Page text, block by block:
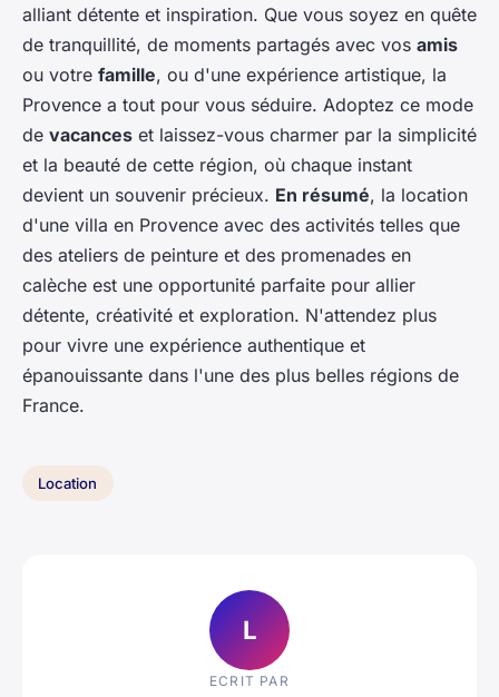
alliant détente et inspiration. Que vous soyez en quête
de tranquillité, de moments partagés avec vos amis
ou votre famille, ou d'une expérience artistique, la
Provence a tout pour vous séduire. Adoptez ce mode
de vacances et laissez-vous charmer par la simplicité
et la beauté de cette région, où chaque instant
devient un souvenir précieux. En résumé, la location
d'une villa en Provence avec des activités telles que
des ateliers de peinture et des promenades en
calèche est une opportunité parfaite pour allier
détente, créativité et exploration. N'attendez plus
pour vivre une expérience authentique et
épanouissante dans l'une des plus belles régions de
France.
Location
L
ECRIT PAR